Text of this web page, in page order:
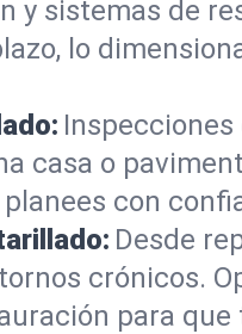
y sistemas de
lo
casa o
con
Desde
crónicos.
para